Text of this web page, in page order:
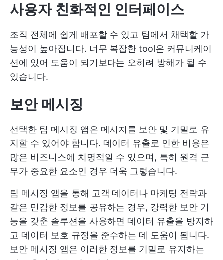
사용자 친화적인 인터페이스
조직 전체에 쉽게 배포할 수 있고 팀에서 채택할 가
능성이 높아집니다. 너무 복잡한 tool은 커뮤니케이
션에 있어 도움이 되기보다는 오히려 방해가 될 수
있습니다.
보안 메시징
선택한 팀 메시징 앱은 메시지를 보안 및 기밀로 유
지할 수 있어야 합니다. 데이터 유출로 인한 비용은
많은 비즈니스에 치명적일 수 있으며, 특히 원격 근
무가 중요한 요소인 경우 더욱 그렇습니다.
팀 메시징 앱을 통해 고객 데이터나 마케팅 전략과
같은 민감한 정보를 공유하는 경우, 강력한 보안 기
능을 갖춘 솔루션을 사용하면 데이터 유출을 방지하
고 데이터 보호 규정을 준수하는 데 도움이 됩니다.
보안 메시징 앱은 이러한 정보를 기밀로 유지하는